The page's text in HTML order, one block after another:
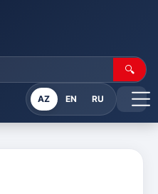
🔍
AZ EN RU